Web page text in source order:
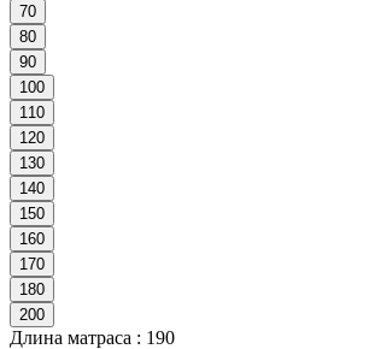
70
80
90
100
110
120
130
140
150
160
170
180
200
Длина матраса : 190